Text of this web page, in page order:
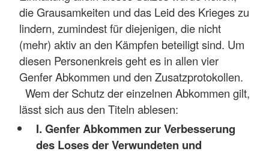
die Grausamkeiten und das Leid des Krieges zu
lindern, zumindest für diejenigen, die nicht
(mehr) aktiv an den Kämpfen beteiligt sind. Um
diesen Personenkreis geht es in allen vier
Genfer Abkommen und den Zusatzprotokollen.
Wem der Schutz der einzelnen Abkommen gilt,
lässt sich aus den Titeln ablesen:
I. Genfer Abkommen zur Verbesserung
des Loses der Verwundeten und